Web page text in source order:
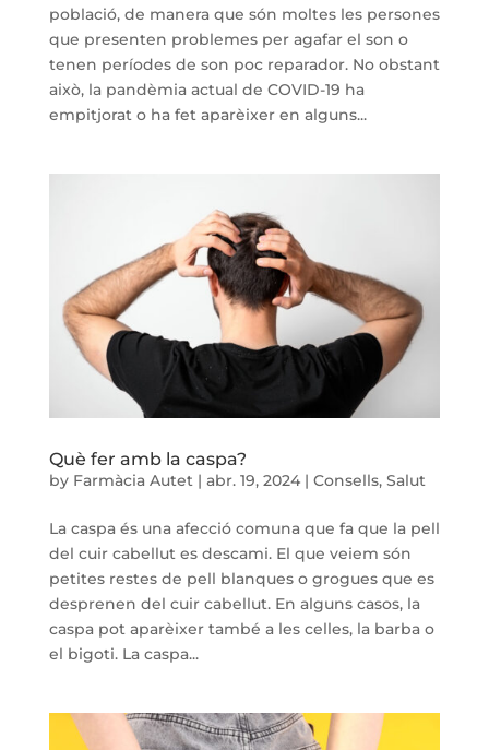
població, de manera que són moltes les persones
que presenten problemes per agafar el son o
tenen períodes de son poc reparador. No obstant
això, la pandèmia actual de COVID-19 ha
empitjorat o ha fet aparèixer en alguns...
Què fer amb la caspa?
by Farmàcia Autet| abr. 19, 2024| Consells, Salut
La caspa és una afecció comuna que fa que la pell
del cuir cabellut es descami. El que veiem són
petites restes de pell blanques o grogues que es
desprenen del cuir cabellut. En alguns casos, la
caspa pot aparèixer també a les celles, la barba o
el bigoti. La caspa...